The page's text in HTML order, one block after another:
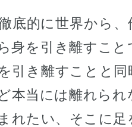
底的に世界から、
身を引き離すこと
引き離すことと同
本当には離れられ
れたい、そこに足